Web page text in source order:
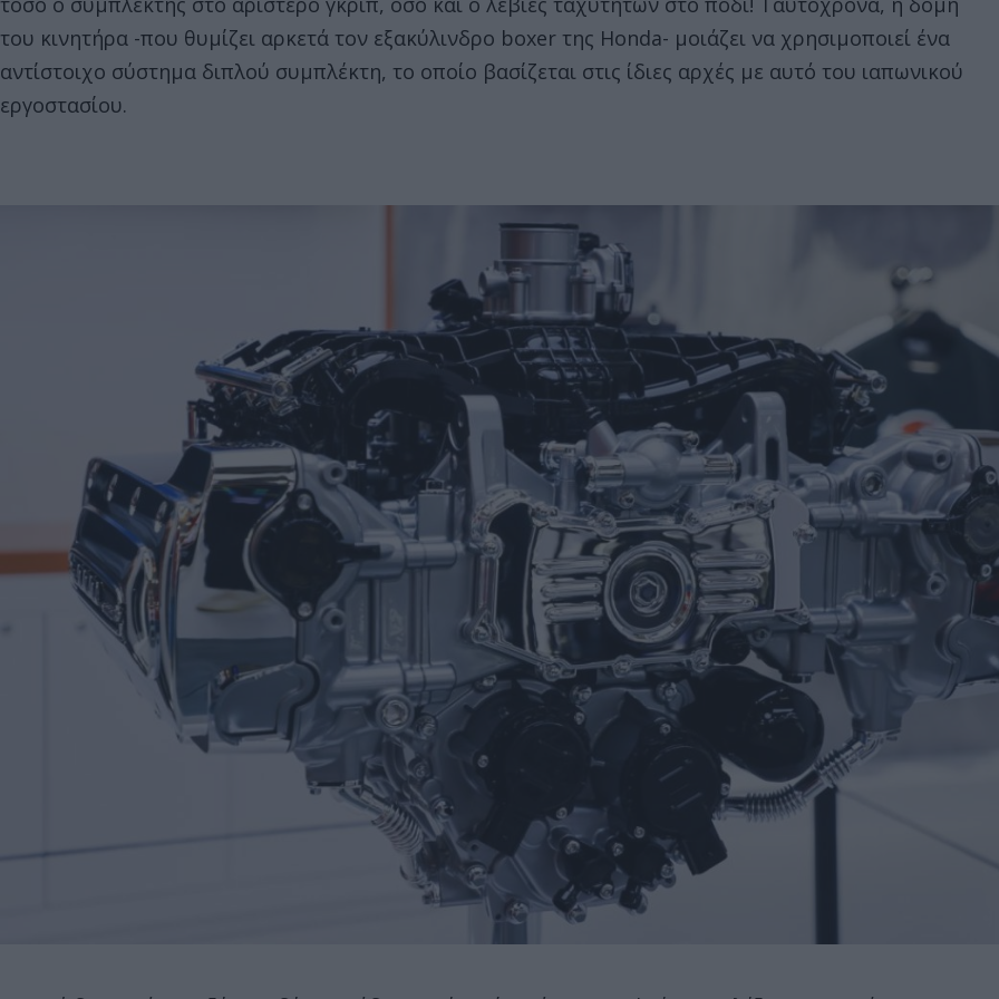
του κινητήρα -που θυμίζει αρκετά τον εξακύλινδρο boxer της Honda- μοιάζει να χρησιμοποιεί ένα
αντίστοιχο σύστημα διπλού συμπλέκτη, το οποίο βασίζεται στις ίδιες αρχές με αυτό του ιαπωνικού
εργοστασίου.